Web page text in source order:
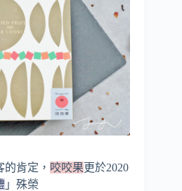
肯定， 咬咬果更於2020
」殊榮